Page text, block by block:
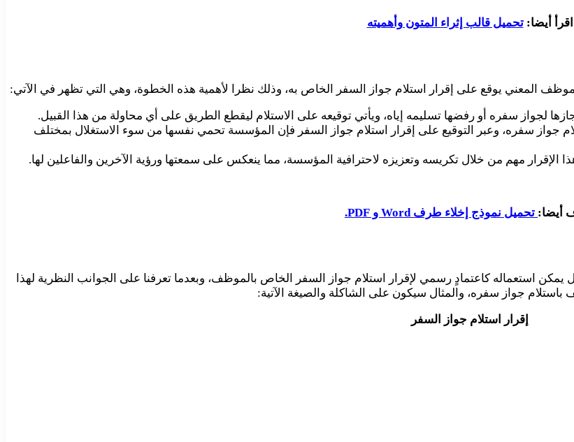
اقرأ أيضا:تحميل قالب إثراء المتون وأهميته
المعني يوقع على إقرار استلام جواز السفر الخاص به، وذلك نظرا لأهمية هذه الخطوة، وهي التي تظهر في الآتي:
لجواز سفره أو رفضها تسليمه إياه، ويأتي توقيعه على الاستلام ليقطع الطريق على أي محاولة من هذا القبيل.
سفره، وعبر التوقيع على إقرار استلام جواز السفر فإن المؤسسة تحمي نفسها من سوء الاستغلال بمختلف
مهم من خلال تكريسه وتعزيزه لاحترافية المؤسسة، مما ينعكس على سمعتها ورؤية الآخرين والفاعلين لها.
أيضا: تحميل نموذج إخلاء طرف Word و PDF.
يمكن استعماله كاعتمادٍ رسمي لإقرار استلام جواز السفر الخاص بالموظف، وبعدما تعرفنا على الجوانب النظرية لهذا
جواز سفره، والمثال سيكون على الشاكلة والصيغة الآتية:
إقرار استلام جواز السفر